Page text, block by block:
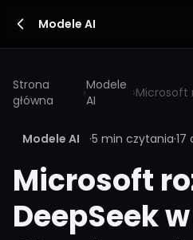
Modele AI
Strona
główna
›Modele
AI
›
Modele AI ·5 min czytania·17
Microsoft
DeepSeek